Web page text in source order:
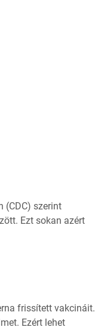
(CDC) szerint
Ezt sokan azért
frissített vakcináit.
Ezért lehet